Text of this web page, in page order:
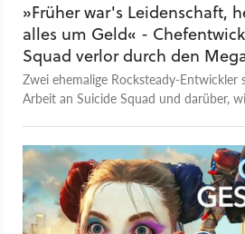
»Früher war's Leidenschaft,
alles um Geld« -
Squad verlor durch den
den Glauben an Videospiele
Zwei ehemalige Rocksteady-Entwickler
Arbeit an Suicide Squad und darüber,